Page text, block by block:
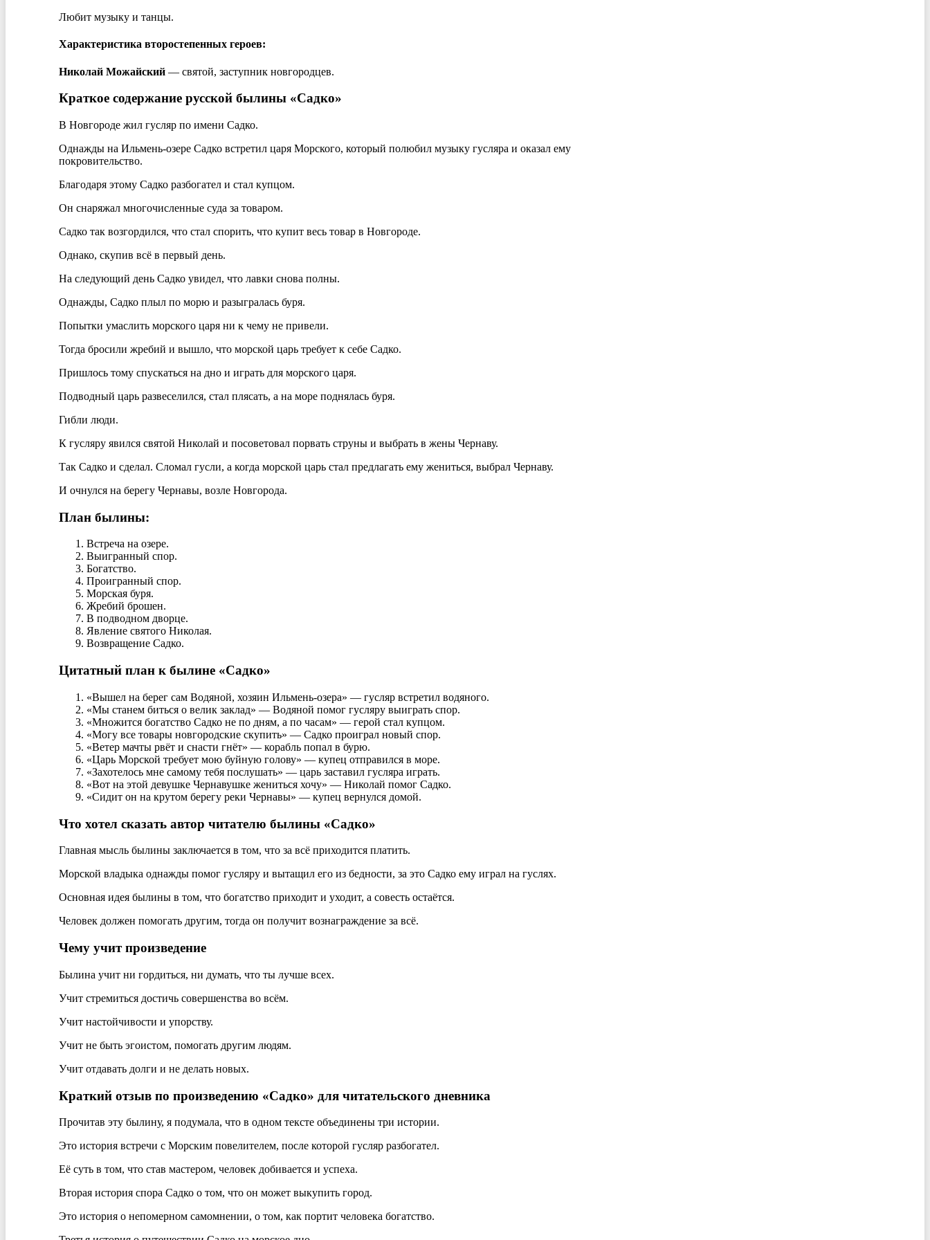
Любит музыку и танцы.
Характеристика второстепенных героев:
Николай Можайский— святой, заступник новгородцев.
Краткое содержание русской былины «Садко»
В Новгороде жил гусляр по имени Садко.
Однажды на Ильмень-озере Садко встретил царя Морского, который полюбил музыку гусляра и оказал ему
покровительство.
Благодаря этому Садко разбогател и стал купцом.
Он снаряжал многочисленные суда за товаром.
Садко так возгордился, что стал спорить, что купит весь товар в Новгороде.
Однако, скупив всё в первый день.
На следующий день Садко увидел, что лавки снова полны.
Однажды, Садко плыл по морю и разыгралась буря.
Попытки умаслить морского царя ни к чему не привели.
Тогда бросили жребий и вышло, что морской царь требует к себе Садко.
Пришлось тому спускаться на дно и играть для морского царя.
Подводный царь развеселился, стал плясать, а на море поднялась буря.
Гибли люди.
К гусляру явился святой Николай и посоветовал порвать струны и выбрать в жены Чернаву.
Так Садко и сделал. Сломал гусли, а когда морской царь стал предлагать ему жениться, выбрал Чернаву.
И очнулся на берегу Чернавы, возле Новгорода.
План былины:
Встреча на озере.
Выигранный спор.
Богатство.
Проигранный спор.
Морская буря.
Жребий брошен.
В подводном дворце.
Явление святого Николая.
Возвращение Садко.
Цитатный план к былине «Садко»
«Вышел на берег сам Водяной, хозяин Ильмень-озера» — гусляр встретил водяного.
«Мы станем биться о велик заклад» — Водяной помог гусляру выиграть спор.
«Множится богатство Садко не по дням, а по часам» — герой стал купцом.
«Могу все товары новгородские скупить» — Садко проиграл новый спор.
«Ветер мачты рвёт и снасти гнёт» — корабль попал в бурю.
«Царь Морской требует мою буйную голову» — купец отправился в море.
«Захотелось мне самому тебя послушать» — царь заставил гусляра играть.
«Вот на этой девушке Чернавушке жениться хочу» — Николай помог Садко.
«Сидит он на крутом берегу реки Чернавы» — купец вернулся домой.
Что хотел сказать автор читателю былины «Садко»
Главная мысль былины заключается в том, что за всё приходится платить.
Морской владыка однажды помог гусляру и вытащил его из бедности, за это Садко ему играл на гуслях.
Основная идея былины в том, что богатство приходит и уходит, а совесть остаётся.
Человек должен помогать другим, тогда он получит вознаграждение за всё.
Чему учит произведение
Былина учит ни гордиться, ни думать, что ты лучше всех.
Учит стремиться достичь совершенства во всём.
Учит настойчивости и упорству.
Учит не быть эгоистом, помогать другим людям.
Учит отдавать долги и не делать новых.
Краткий отзыв по произведению «Садко» для читательского дневника
Прочитав эту былину, я подумала, что в одном тексте объединены три истории.
Это история встречи с Морским повелителем, после которой гусляр разбогател.
Её суть в том, что став мастером, человек добивается и успеха.
Вторая история спора Садко о том, что он может выкупить город.
Это история о непомерном самомнении, о том, как портит человека богатство.